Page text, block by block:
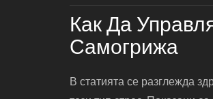
Как Да
Самогрижа
В статията се разглежда